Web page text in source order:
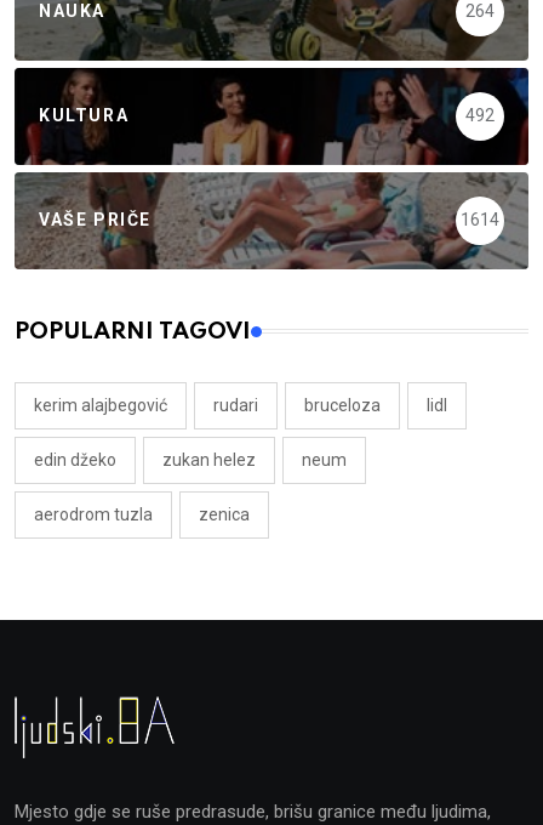
NAUKA 264
KULTURA 492
VAŠE PRIČE 1614
POPULARNI TAGOVI
kerim alajbegović rudari bruceloza lidl
edin džeko zukan helez neum
aerodrom tuzla zenica
Mjesto gdje se ruše predrasude, brišu granice među ljudima,